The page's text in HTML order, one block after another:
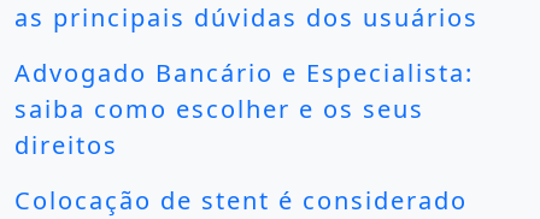
as principais dúvidas dos usuários
Advogado Bancário e Especialista:
saiba como escolher e os seus
direitos
Colocação de stent é considerado